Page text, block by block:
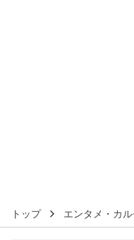
トップ エンタメ・カ